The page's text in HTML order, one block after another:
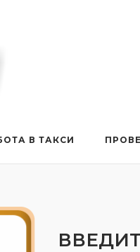
В ТАКСИ